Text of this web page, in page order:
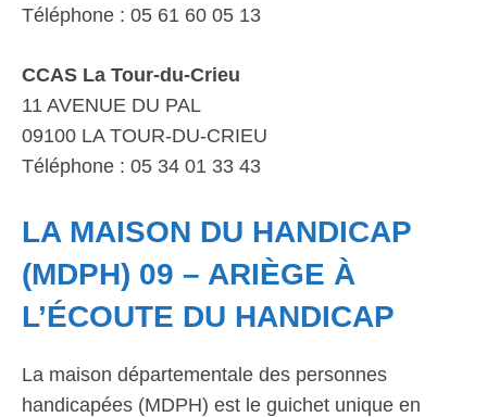
Téléphone : 05 61 60 05 13
CCAS La Tour-du-Crieu
11 AVENUE DU PAL
09100 LA TOUR-DU-CRIEU
Téléphone : 05 34 01 33 43
LA MAISON DU HANDICAP
(MDPH) 09 – ARIÈGE À
L’ÉCOUTE DU HANDICAP
La maison départementale des personnes
handicapées (MDPH) est le guichet unique en